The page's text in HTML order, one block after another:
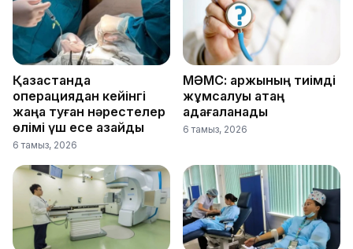
Қазақстанда
операциядан кейінгі
жаңа туған нәрестелер
өлімі үш есе азайды
6 тамыз, 2026
МӘМС: қаржының тиімді
жұмсалуы қатаң
қадағаланады
6 тамыз, 2026